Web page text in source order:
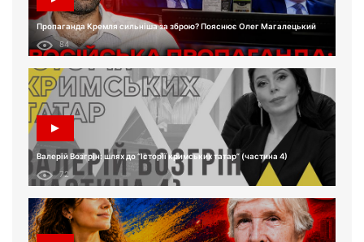
Пропаганда Кремля сильніша за зброю? Пояснює Олег Магалецький
84
Валерій Возгрін: шлях до “Історії кримських татар” (частина 4)
72